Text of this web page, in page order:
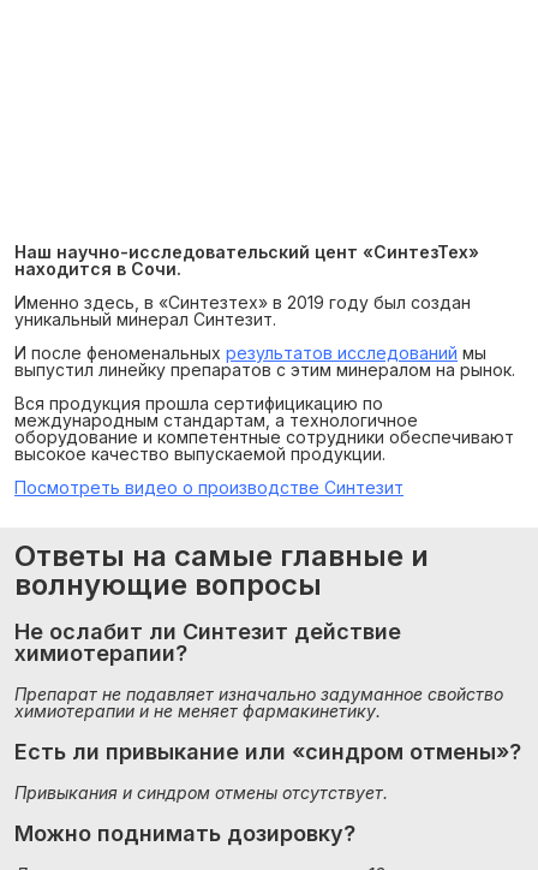
Наш научно-исследовательский цент «СинтезТех»
находится в Сочи.
Именно здесь, в «Синтезтех» в 2019 году был создан
уникальный минерал Синтезит.
И после феноменальных результатов исследований мы
выпустил линейку препаратов с этим минералом на рынок.
Вся продукция прошла сертифицикацию по
международным стандартам, а технологичное
оборудование и компетентные сотрудники обеспечивают
высокое качество выпускаемой продукции.
Посмотреть видео о производстве Синтезит
Ответы на самые главные и
волнующие вопросы
Не ослабит ли Синтезит действие
химиотерапии?
Препарат не подавляет изначально задуманное свойство
химиотерапии и не меняет фармакинетику.
Есть ли привыкание или «синдром отмены»?
Привыкания и синдром отмены отсутствует.
Можно поднимать дозировку?